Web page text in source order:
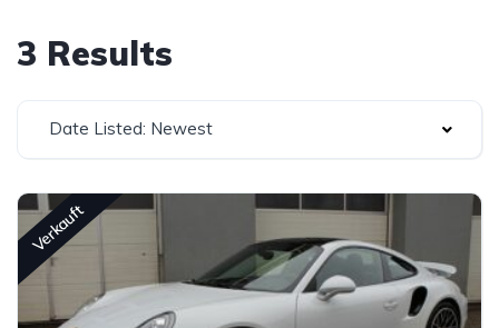
3 Results
Date Listed: Newest
Verkauft